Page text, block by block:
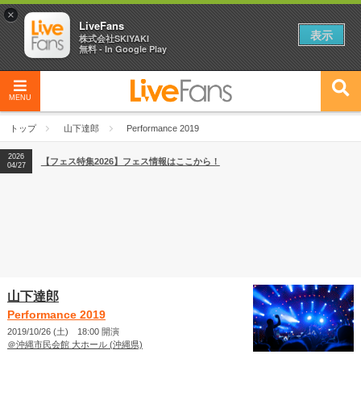
MENU
トップ 山下達郎 Performance 2019
2026
04/27
2026
【ライブ動員ランキング】2026年上半期編発表！
2026
04/27
【フェス特集2026】フェス情報はここから！
山下達郎
Performance 2019
2019/10/26 (土) 18:00 開演
＠沖縄市民会館 大ホール (沖縄県)
×
LiveFans
株式会社SKIYAKI
無料 - In Google Play
表示